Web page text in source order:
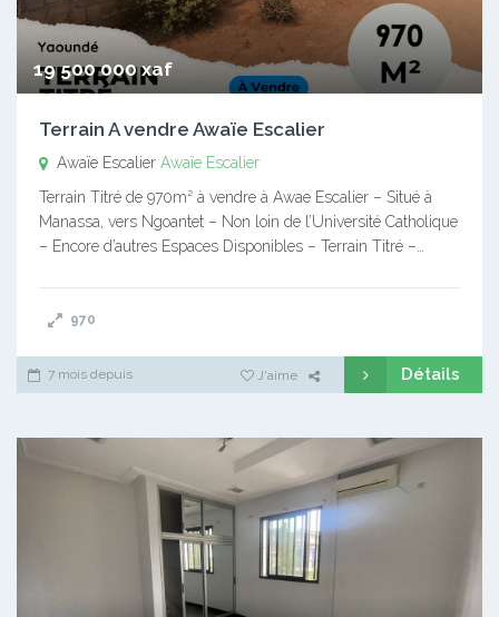
19 500 000 xaf
Terrain A vendre Awaïe Escalier
Awaïe Escalier Awaïe Escalier
Terrain Titré de 970m² à vendre à Awae Escalier – Situé à
Manassa, vers Ngoantet – Non loin de l’Université Catholique
– Encore d’autres Espaces Disponibles – Terrain Titré –…
970
7 mois depuis J'aime Détails